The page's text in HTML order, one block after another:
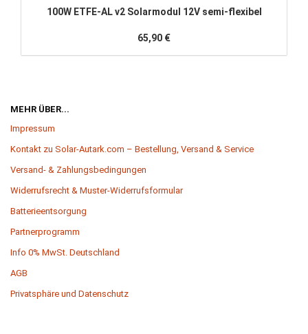
100W ETFE-​AL v2 So­lar­mo­dul 12V semi-​flexibel
65,90 €
MEHR ÜBER...
Impressum
Kontakt zu Solar-Autark.com – Bestellung, Versand & Service
Versand- & Zahlungsbedingungen
Widerrufsrecht & Muster-Widerrufsformular
Batterieentsorgung
Partnerprogramm
Info 0% MwSt. Deutschland
AGB
Privatsphäre und Datenschutz